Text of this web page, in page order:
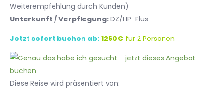
Weiterempfehlung durch Kunden)
Unterkunft / Verpflegung: DZ/HP-Plus
Jetzt sofort buchen ab: 1260€ für 2 Personen
Diese Reise wird präsentiert von: